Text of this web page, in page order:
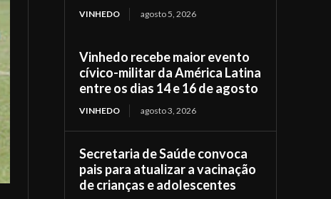
VINHEDO agosto 5, 2026
Vinhedo recebe maior evento
cívico-militar da América Latina
entre os dias 14 e 16 de agosto
VINHEDO agosto 3, 2026
Secretaria de Saúde convoca
pais para atualizar a vacinação
de crianças e adolescentes